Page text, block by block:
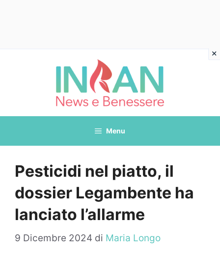
Menu
Pesticidi nel piatto, il
dossier Legambente ha
lanciato l’allarme
9 Dicembre 2024 di Maria Longo